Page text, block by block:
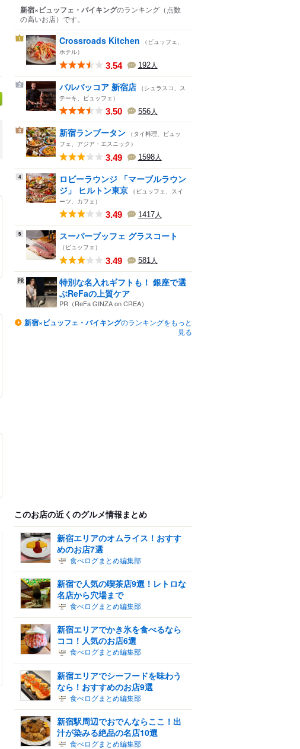
新宿×ビュッフェ・バイキングのランキング （点数
の高いお店） です。
1 Crossroads Kitchen
（ビュッフェ、
ホテル）
3.54 192人
2 バルバッコア 新宿店 （シュラスコ、ス
テーキ、ビュッフェ）
3.50 556人
3 新宿ランブータン （タイ料理、ビュッ
フェ、アジア・エスニック）
3.49 1598人
4
ロビーラウンジ 「マーブルラウン
ジ」 ヒルトン東京 （ビュッフェ、スイ
ーツ、カフェ）
3.49 1417人
5 スーパーブッフェ グラスコート
（ビュッフェ）
3.49 581人
特別な名入れギフトも！ 銀座で選
ぶReFaの上質ケア
PR（ReFa GINZA on CREA）
新宿×ビュッフェ・バイキングのランキングをもっと
見る
このお店の近くのグルメ情報まとめ
新宿エリアのオムライス！おすす
めのお店7選
食べログまとめ編集部
新宿で人気の喫茶店9選！レトロな
名店から穴場まで
食べログまとめ編集部
新宿エリアでかき氷を食べるなら
ココ！人気のお店6選
食べログまとめ編集部
新宿エリアでシーフードを味わう
なら！おすすめのお店9選
食べログまとめ編集部
新宿駅周辺でおでんならここ！出
汁が染みる絶品の名店10選
食べログまとめ編集部